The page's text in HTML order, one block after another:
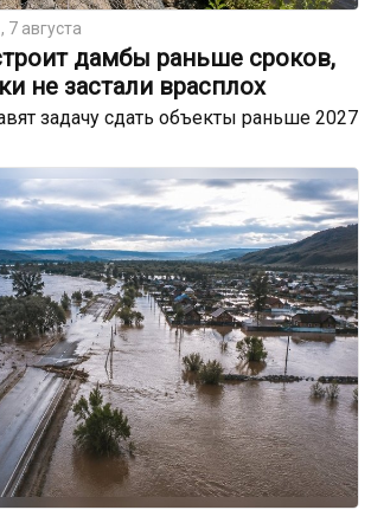
7 августа
дамбы раньше сроков,
не застали врасплох
задачу сдать объекты раньше 2027